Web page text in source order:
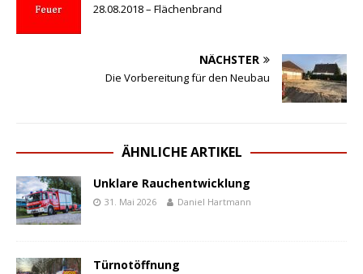
28.08.2018 – Flächenbrand
NÄCHSTER
Die Vorbereitung für den Neubau
ÄHNLICHE ARTIKEL
Unklare Rauchentwicklung
31. Mai 2026 Daniel Hartmann
Türnotöffnung